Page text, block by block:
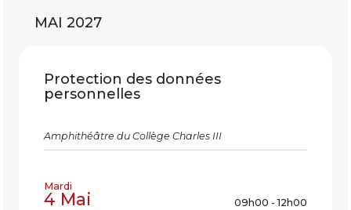
MAI 2027
Protection des données
personnelles
Amphithéâtre du Collège Charles III
Mardi
4 Mai 09h00 - 12h00